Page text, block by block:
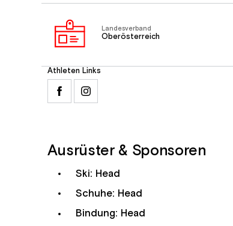
Landesverband
Oberösterreich
Athleten Links
Ausrüster & Sponsoren
Ski: Head
Schuhe: Head
Bindung: Head